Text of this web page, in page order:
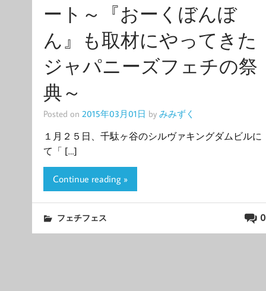
ート～『おーくぼんぼ
ん』も取材にやってきた
ジャパニーズフェチの祭
典～
Posted on 2015年03月01日 by みみずく
１月２５日、千駄ヶ谷のシルヴァキングダムビルに
て「 […]
Continue reading »
0
フェチフェス